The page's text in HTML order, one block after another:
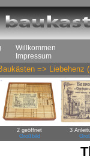
Willkommen
Impressum
=> Liebehenz
2 geöffnet
Großbild
3